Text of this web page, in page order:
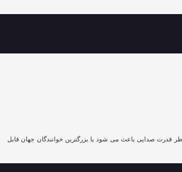
وی از نظر قدرت صدایی باعث می شود با بزرگترین خوانندگان جهان قابل